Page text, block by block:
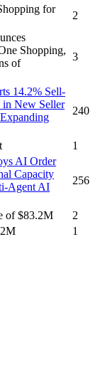
for
2
Shopping,
of
3
14.2% Sell-
in New Seller
240
1
AI Order
Capacity
Agent AI
256
of $83.2M
2
1